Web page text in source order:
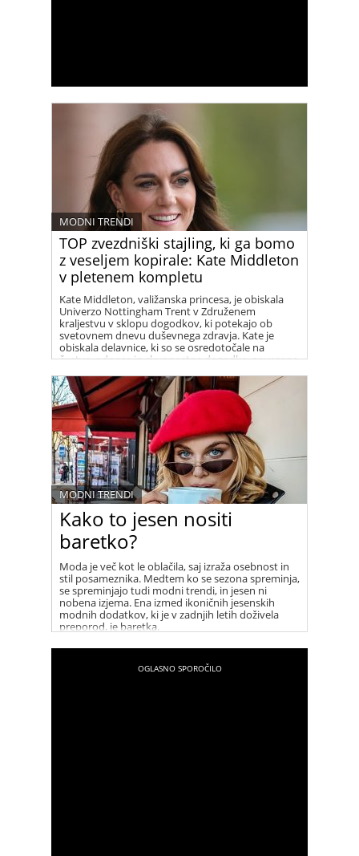
TOP zvezdniški stajling, ki ga bomo
z veseljem kopirale: Kate Middleton
v pletenem kompletu
MODNI TRENDI
Kate Middleton, valižanska princesa, je obiskala
Univerzo Nottingham Trent v Združenem
kraljestvu v sklopu dogodkov, ki potekajo ob
svetovnem dnevu duševnega zdravja. Kate je
obiskala delavnice, ki so se osredotočale na
čustva, odnose in skupnostne dogodke, povezane
oblekla čudovit pleten smetanast komplet
francoske znamke Sezane, sestavljen iz dolgega
krila in puloverja.
Kako to jesen nositi
baretko?
MODNI TRENDI
Moda je več kot le oblačila, saj izraža osebnost in
stil posameznika. Medtem ko se sezona spreminja,
se spreminjajo tudi modni trendi, in jesen ni
nobena izjema. Ena izmed ikoničnih jesenskih
modnih dodatkov, ki je v zadnjih letih doživela
preporod, je baretka.